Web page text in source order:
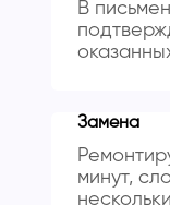
В
Замена
минут,